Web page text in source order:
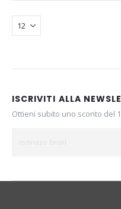
ISCRIVITI ALLA
Ottieni subito uno sconto del